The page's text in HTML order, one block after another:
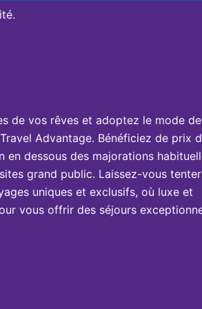
de vos rêves et adoptez le mode
Advantage. Bénéficiez de prix
en dessous des majorations
grand public. Laissez-vous
uniques et exclusifs, où luxe et
vous offrir des séjours